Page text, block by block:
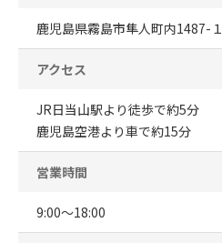
鹿児島県霧島市隼人町内1487-１
アクセス
JR日当山駅より徒歩で約5分
鹿児島空港より車で約15分
営業時間
9:00～18:00